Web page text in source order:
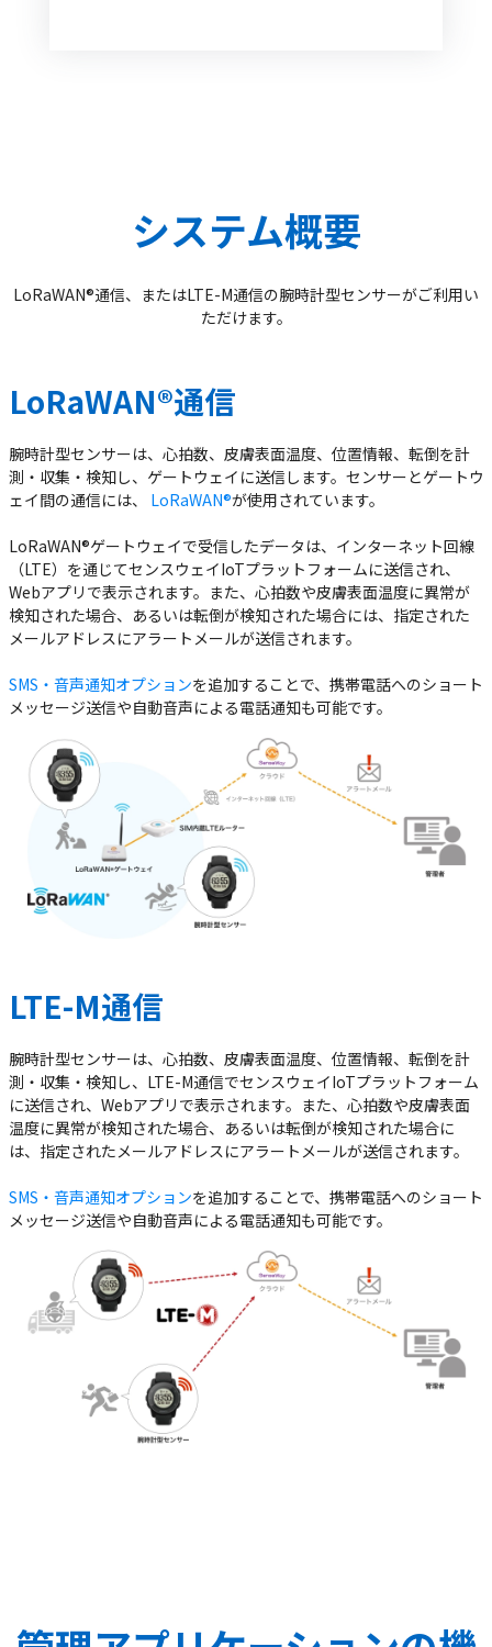
システム概要
LoRaWAN®通信、またはLTE-M通信の腕時計型センサーがご利用い
ただけます。
LoRaWAN®通信
腕時計型センサーは、⼼拍数、⽪膚表⾯温度、位置情報、転倒を計
測‧収集‧検知し、ゲートウェイに送信します。センサーとゲートウ
ェイ間の通信には、
LoRaWAN®が使⽤されています。
LoRaWAN®ゲートウェイで受信したデータは、インターネット回線
（LTE）を通じてセンスウェイIoTプラットフォームに送信され、
Webアプリで表⽰されます。また、⼼拍数や⽪膚表⾯温度に異常が
検知された場合、あるいは転倒が検知された場合には、指定された
メールアドレスにアラートメールが送信されます。
SMS‧⾳声通知オプションを追加することで、携帯電話へのショート
メッセージ送信や⾃動⾳声による電話通知も可能です。
LTE-M通信
腕時計型センサーは、⼼拍数、⽪膚表⾯温度、位置情報、転倒を計
測‧収集‧検知し、LTE-M通信でセンスウェイIoTプラットフォーム
に送信され、Webアプリで表⽰されます。また、⼼拍数や⽪膚表⾯
温度に異常が検知された場合、あるいは転倒が検知された場合に
は、指定されたメールアドレスにアラートメールが送信されます。
SMS‧⾳声通知オプションを追加することで、携帯電話へのショート
メッセージ送信や⾃動⾳声による電話通知も可能です。